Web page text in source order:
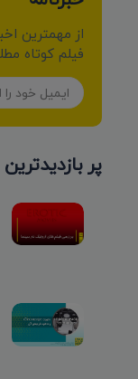
از مهمترین
فیلم کوتاه
پر